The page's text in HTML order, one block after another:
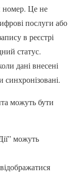
номер. Це не
послуги або
в реєстрі
статус.
дані внесені
можуть бути
можуть